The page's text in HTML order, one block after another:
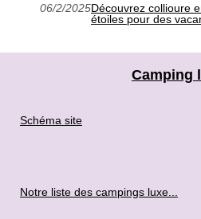
06/2/2025Découvrez collioure
étoiles pour des
Camping
Schéma site
Notre liste des campings luxe...